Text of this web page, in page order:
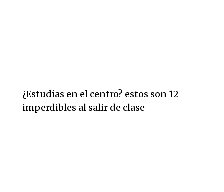
¿Estudias en el centro? estos son 12
imperdibles al salir de clase